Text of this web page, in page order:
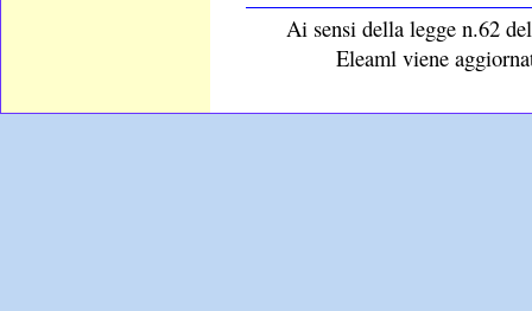
Ai sensi della legge n.62
Eleaml viene